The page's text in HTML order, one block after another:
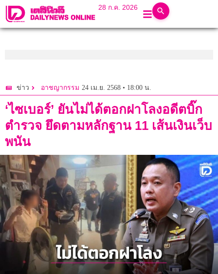
28 ก.ค. 2026
ข่าว อาชญากรรม 24 เม.ย. 2568 • 18:00 น.
‘ไซเบอร์’ ยันไม่ได้ตอกฝาโลงอดีตบิ๊ก
ตำรวจ ยึดตามหลักฐาน 11 เส้นเงินเว็บ
พนัน